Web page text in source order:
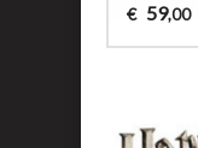
€ 59,00